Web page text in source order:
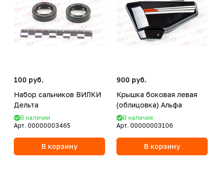
100 руб.
Набор сальников ВИЛКИ
Дельта
В наличии
Арт. 00000003465
В корзину
900 руб.
Крышка боковая левая
(облицовка) Альфа
В наличии
Арт. 00000003106
В корзину